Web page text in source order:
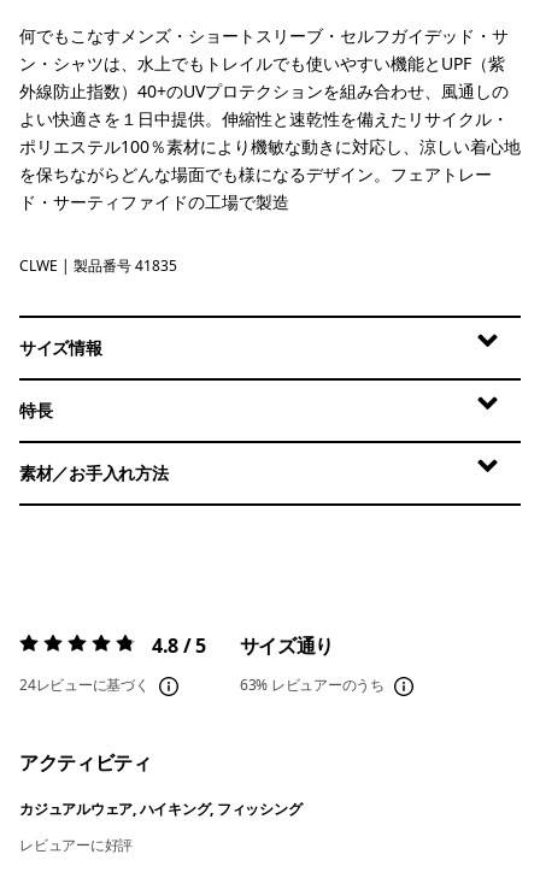
何でもこなすメンズ・ショートスリーブ・セルフガイデッド・サ
ン・シャツは、水上でもトレイルでも使いやすい機能とUPF（紫
外線防止指数）40+のUVプロテクションを組み合わせ、風通しの
よい快適さを１日中提供。伸縮性と速乾性を備えたリサイクル・
ポリエステル100％素材により機敏な動きに対応し、涼しい着心地
を保ちながらどんな場面でも様になるデザイン。フェアトレー
ド・サーティファイドの工場で製造
Coastal Edge: Weathered Stone
CLWE | 製品番号 41835
サイズ情報
特長
素材／お手入れ方法
評価:4.8 / 5 4.8 / 5
24レビューに基づく
サイズ通り
63% レビュアーのうち
アクティビティ
カジュアルウェア, ハイキング, フィッシング
レビュアーに好評